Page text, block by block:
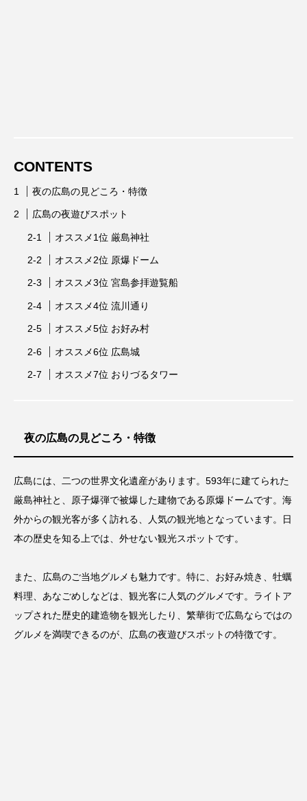
CONTENTS
夜の広島の見どころ・特徴
広島の夜遊びスポット
オススメ1位 厳島神社
オススメ2位 原爆ドーム
オススメ3位 宮島参拝遊覧船
オススメ4位 流川通り
オススメ5位 お好み村
オススメ6位 広島城
オススメ7位 おりづるタワー
夜の広島の見どころ・特徴
広島には、二つの世界文化遺産があります。593年に建てられた
厳島神社と、原子爆弾で被爆した建物である原爆ドームです。海
外からの観光客が多く訪れる、人気の観光地となっています。日
本の歴史を知る上では、外せない観光スポットです。
また、広島のご当地グルメも魅力です。特に、お好み焼き、牡蠣
料理、あなごめしなどは、観光客に人気のグルメです。ライトア
ップされた歴史的建造物を観光したり、繁華街で広島ならではの
グルメを満喫できるのが、広島の夜遊びスポットの特徴です。